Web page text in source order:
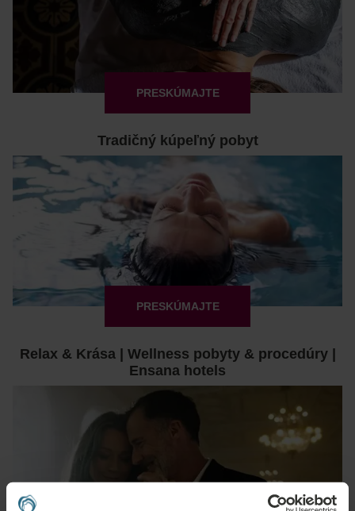
PRESKÚMAJTE
Tradičný kúpeľný pobyt
PRESKÚMAJTE
Relax & Krása | Wellness pobyty & procedúry |
Ensana hotels